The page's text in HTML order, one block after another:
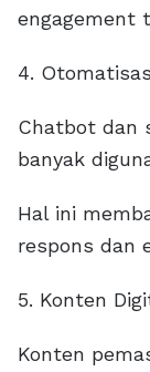
engagement
4.
Chatbot dan
banyak
Hal ini
respons dan
5. Konten
Konten